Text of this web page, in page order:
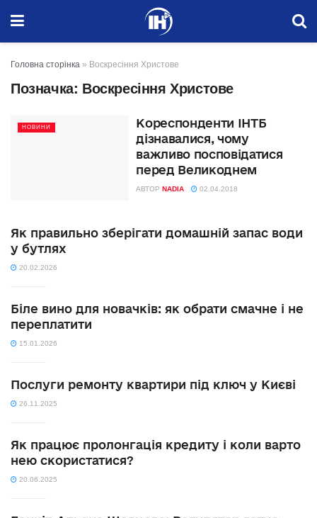
Головна сторінка » Воскресіння Христове
Позначка: Воскресіння Христове
НОВИНИ
Кореспонденти ІНТБ
дізнавалися, чому
важливо посповідатися
перед Великоднем
АВТОР NADIA 02.04.2018
Як правильно зберігати домашній запас води
у бутлях
20.02.2026
Біле вино для новачків: як обрати смачне і не
переплатити
15.01.2026
Послуги ремонту квартири під ключ у Києві
26.11.2025
Як працює пролонгація кредиту і коли варто
нею скористатися?
20.06.2025